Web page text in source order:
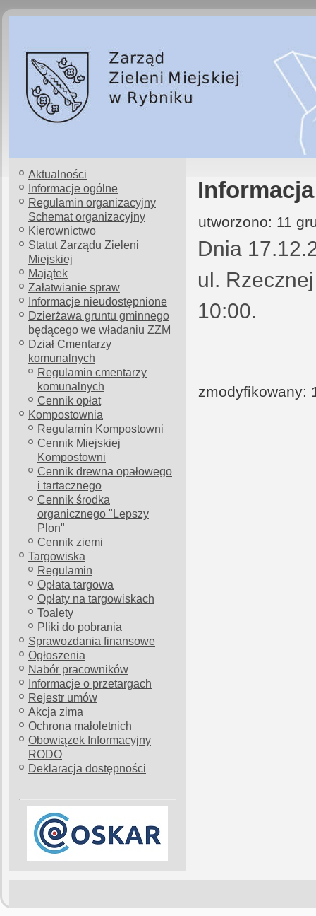
Aktualności
Informacje ogólne
Regulamin organizacyjny
Schemat organizacyjny
Kierownictwo
Statut Zarządu Zieleni
Miejskiej
Majątek
Załatwianie spraw
Informacje nieudostępnione
Dzierżawa gruntu gminnego
będącego we władaniu ZZM
Dział Cmentarzy
komunalnych
Regulamin cmentarzy
komunalnych
Cennik opłat
Kompostownia
Regulamin Kompostowni
Cennik Miejskiej
Kompostowni
Cennik drewna opałowego
i tartacznego
Cennik środka
organicznego "Lepszy
Plon"
Cennik ziemi
Targowiska
Regulamin
Opłata targowa
Opłaty na targowiskach
Toalety
Pliki do pobrania
Sprawozdania finansowe
Ogłoszenia
Nabór pracowników
Informacje o przetargach
Rejestr umów
Akcja zima
Ochrona małoletnich
Obowiązek Informacyjny
RODO
Deklaracja dostępności
Informacja
utworzono: 11
Dnia
ul.
10:00.
zmodyfikowany: